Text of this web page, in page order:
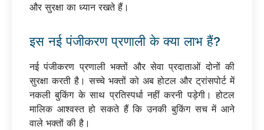
और सुरक्षा का ध्यान रखते हैं।
इस नई पंजीकरण प्रणाली के क्या लाभ हैं?
नई पंजीकरण प्रणाली भक्तों और सेवा प्रदाताओं दोनों की
सुरक्षा करती है। सच्चे भक्तों को अब होटल और ट्रांसपोर्ट में
नकली बुकिंग के साथ प्रतिस्पर्धा नहीं करनी पड़ेगी। होटल
मालिक आश्वस्त हो सकते हैं कि उनकी बुकिंग सच में आने
वाले भक्तों की है।